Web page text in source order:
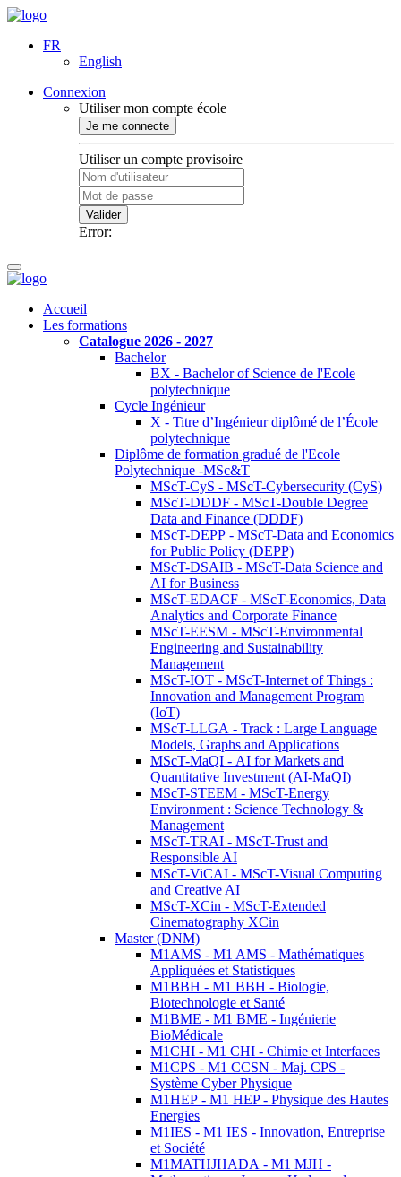
FR
English
Connexion
Utiliser mon compte école
Je me connecte
Utiliser un compte provisoire
Valider
Error:
Accueil
Les formations
Catalogue 2026 - 2027
Bachelor
BX - Bachelor of Science de l'Ecole
polytechnique
Cycle Ingénieur
X - Titre d’Ingénieur diplômé de l’École
polytechnique
Diplôme de formation gradué de l'Ecole
Polytechnique -MSc&T
MScT-CyS - MScT-Cybersecurity (CyS)
MScT-DDDF - MScT-Double Degree
Data and Finance (DDDF)
MScT-DEPP - MScT-Data and Economics
for Public Policy (DEPP)
MScT-DSAIB - MScT-Data Science and
AI for Business
MScT-EDACF - MScT-Economics, Data
Analytics and Corporate Finance
MScT-EESM - MScT-Environmental
Engineering and Sustainability
Management
MScT-IOT - MScT-Internet of Things :
Innovation and Management Program
(IoT)
MScT-LLGA - Track : Large Language
Models, Graphs and Applications
MScT-MaQI - AI for Markets and
Quantitative Investment (AI-MaQI)
MScT-STEEM - MScT-Energy
Environment : Science Technology &
Management
MScT-TRAI - MScT-Trust and
Responsible AI
MScT-ViCAI - MScT-Visual Computing
and Creative AI
MScT-XCin - MScT-Extended
Cinematography XCin
Master (DNM)
M1AMS - M1 AMS - Mathématiques
Appliquées et Statistiques
M1BBH - M1 BBH - Biologie,
Biotechnologie et Santé
M1BME - M1 BME - Ingénierie
BioMédicale
M1CHI - M1 CHI - Chimie et Interfaces
M1CPS - M1 CCSN - Maj. CPS -
Système Cyber Physique
M1HEP - M1 HEP - Physique des Hautes
Energies
M1IES - M1 IES - Innovation, Entreprise
et Société
M1MATHJHADA - M1 MJH -